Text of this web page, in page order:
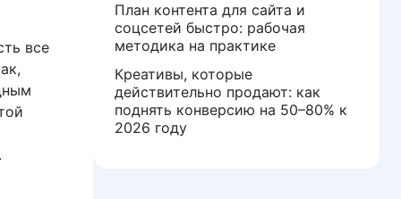
все
План контента для сайта и
соцсетей быстро: рабочая
методика на практике
Креативы, которые
действительно продают: как
поднять конверсию на 50–80% к
2026 году